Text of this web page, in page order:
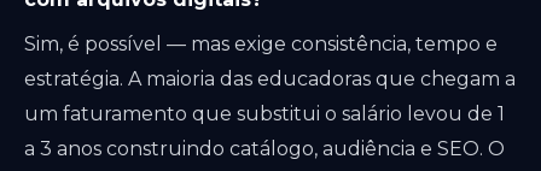
Sim, é possível — mas exige consistência, tempo e
estratégia. A maioria das educadoras que chegam a
um faturamento que substitui o salário levou de 1
a 3 anos construindo catálogo, audiência e SEO. O